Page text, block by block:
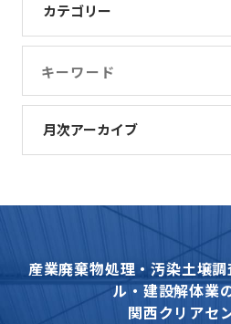
カテゴリー
月次アーカイブ
産業廃棄物処理・汚染土壌
ル・建設解体業
関西クリアセ